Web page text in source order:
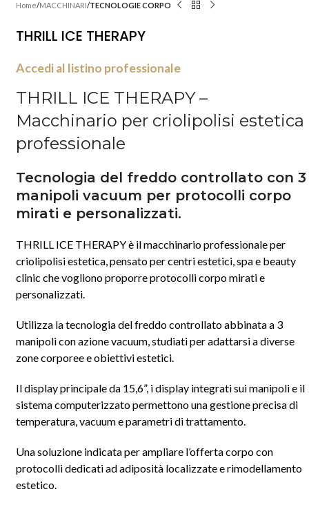
Home MACCHINARI TECNOLOGIE CORPO
THRILL ICE THERAPY
Accedi al listino professionale
THRILL ICE THERAPY –
Macchinario per criolipolisi estetica
professionale
Tecnologia del freddo controllato con 3
manipoli vacuum per protocolli corpo
mirati e personalizzati.
THRILL ICE THERAPY è il macchinario professionale per
criolipolisi estetica, pensato per centri estetici, spa e beauty
clinic che vogliono proporre protocolli corpo mirati e
personalizzati.
Utilizza la tecnologia del freddo controllato abbinata a 3
manipoli con azione vacuum, studiati per adattarsi a diverse
zone corporee e obiettivi estetici.
Il display principale da 15,6”, i display integrati sui manipoli e il
sistema computerizzato permettono una gestione precisa di
temperatura, vacuum e parametri di trattamento.
Una soluzione indicata per ampliare l’offerta corpo con
protocolli dedicati ad adiposità localizzate e rimodellamento
estetico.